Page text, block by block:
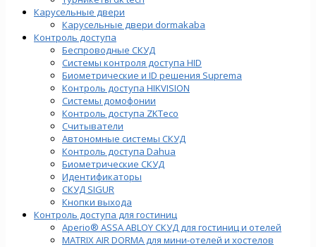
Карусельные двери
Карусельные двери dormakaba
Контроль доступа
Беспроводные СКУД
Системы контроля доступа HID
Биометрические и ID решения Suprema
Контроль доступа HIKVISION
Системы домофонии
Контроль доступа ZKTeco
Считыватели
Автономные системы СКУД
Контроль доступа Dahua
Биометрические СКУД
Идентификаторы
СКУД SIGUR
Кнопки выхода
Контроль доступа для гостиниц
Aperio® ASSA ABLOY СКУД для гостиниц и отелей
MATRIX AIR DORMA для мини-отелей и хостелов